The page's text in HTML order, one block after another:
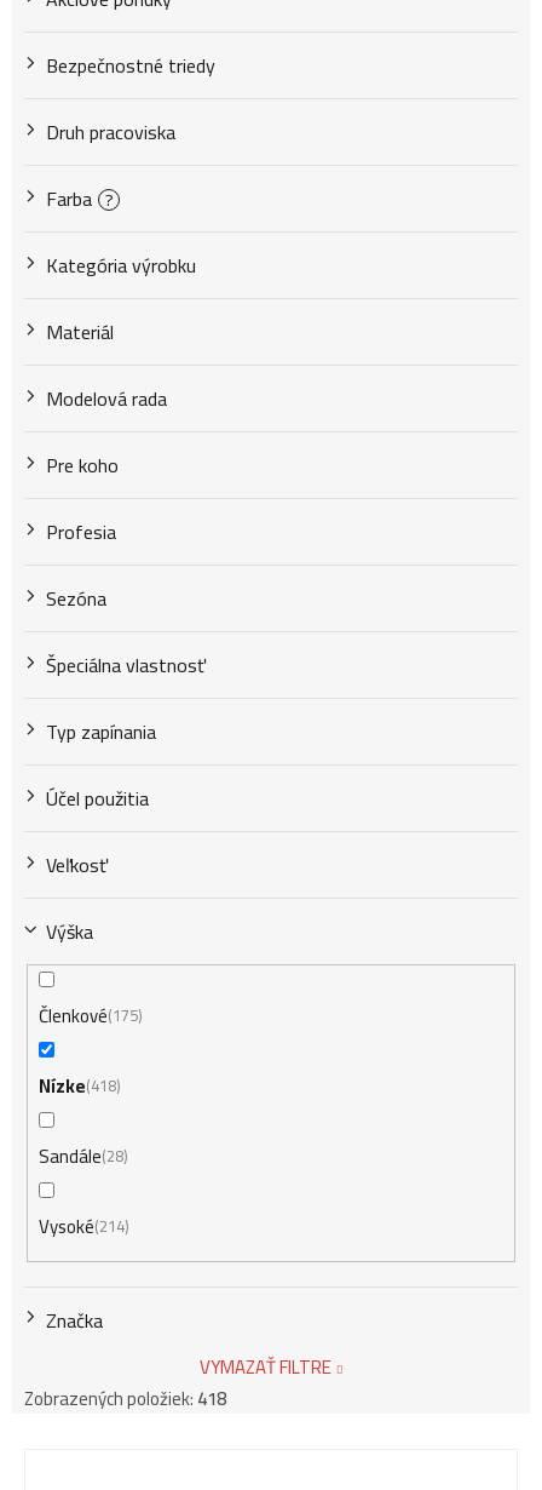
d
u
k
o
v
Bezpečnostné triedy
Druh pracoviska
Farba ?
Kategória výrobku
Materiál
Modelová rada
Pre koho
Profesia
Sezóna
Špeciálna vlastnosť
Typ zapínania
Účel použitia
Veľkosť
Výška
Členkové 175
Nízke 418
Sandále 28
Vysoké 214
Značka
VYMAZAŤ FILTRE
Zobrazených položiek:418